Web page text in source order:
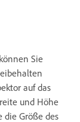
Sie
auf das
und Höhe
die Größe des